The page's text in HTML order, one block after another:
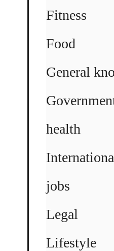
Fitness
Food
General
health
jobs
Legal
Lifestyle